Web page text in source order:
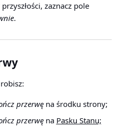
zaznacz pole
.
przerwęna środku strony;
przerwęna Pasku Stanu;